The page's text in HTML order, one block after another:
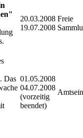
20.03.2008
19.07.2008
Freie
Das 01.05.2008
04.07.2008
(vorzeitig
beendet)